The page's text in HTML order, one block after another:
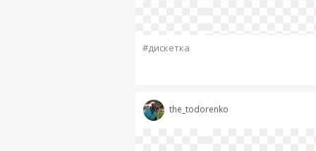
#дискетка
the_todorenko